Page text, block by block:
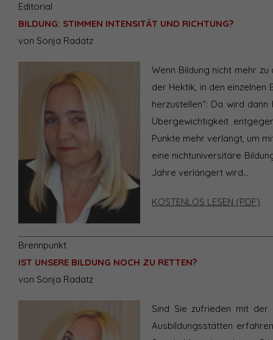
Editorial
BILDUNG: STIMMEN INTENSITÄT UND RICHTUNG?
von Sonja Radatz
Wenn Bildung nicht mehr
der Hektik, in den einzelnen
herzustellen“: Da wird
Übergewichtigkeit
Punkte mehr verlangt, um
eine nichtuniversitäre
Jahre verlängert wird…
KOSTENLOS LESEN (PDF)
Brennpunkt
IST UNSERE BILDUNG NOCH ZU RETTEN?
von Sonja Radatz
Sind Sie zufrieden mit der
Ausbildungsstätten